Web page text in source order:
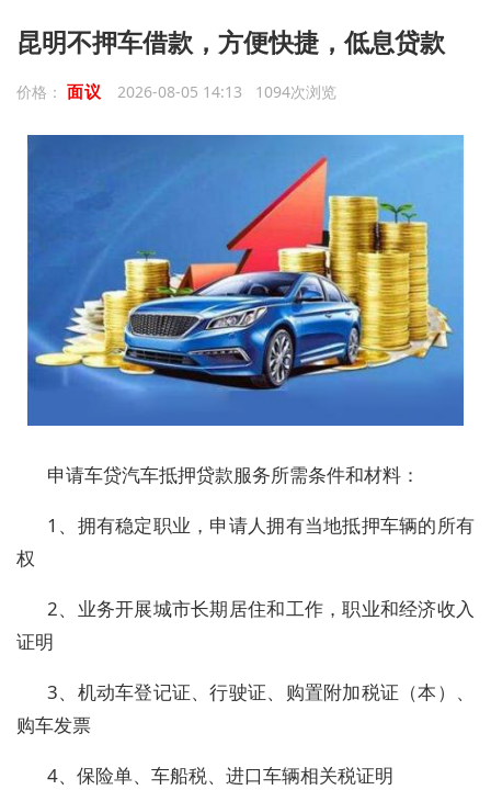
昆明不押车借款，方便快捷，低息贷款
价格： 面议 2026-08-05 14:13 1094次浏览
申请车贷汽车抵押贷款服务所需条件和材料：
1、拥有稳定职业，申请人拥有当地抵押车辆的所有
权
2、业务开展城市长期居住和工作，职业和经济收入
证明
3、机动车登记证、行驶证、购置附加税证（本）、
购车发票
4、保险单、车船税、进口车辆相关税证明